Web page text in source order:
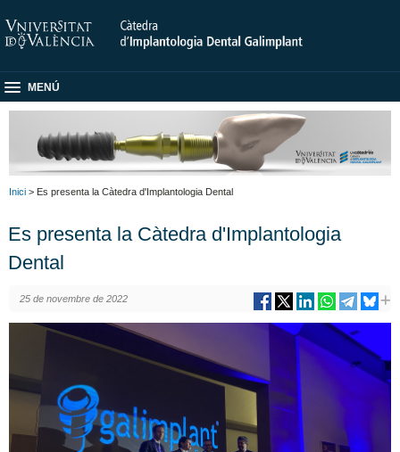
MENÚ
Inici > Es presenta la Càtedra d'Implantologia Dental
Es presenta la Càtedra d'Implantologia
Dental
25 de novembre de 2022